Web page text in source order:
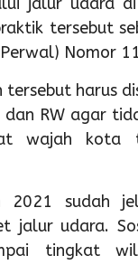
tersebut
Nomor
harus
dan RW agar
wajah kota
2021 sudah
jalur udara.
tingkat